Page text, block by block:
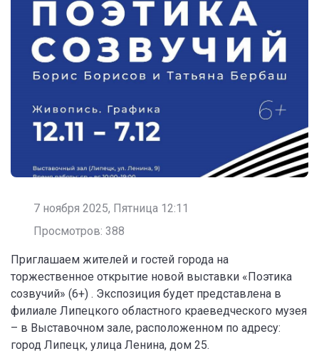
7 ноября 2025, Пятница 12:11
Просмотров: 388
Приглашаем жителей и гостей города на
торжественное открытие новой выставки «Поэтика
созвучий» (6+) . Экспозиция будет представлена в
филиале Липецкого областного краеведческого музея
– в Выставочном зале, расположенном по адресу:
город Липецк, улица Ленина, дом 25.